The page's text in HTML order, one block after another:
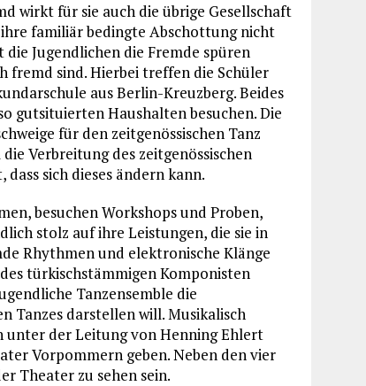
wirkt für sie auch die übrige Gesellschaft
ihre familiär bedingte Abschottung nicht
Jugendlichen die Fremde spüren
fremd sind. Hierbei treffen die Schüler
aus Berlin-Kreuzberg. Beides
gutsituierten Haushalten besuchen. Die
für den zeitgenössischen Tanz
Verbreitung des zeitgenössischen
sich dieses ändern kann.
besuchen Workshops und Proben,
stolz auf ihre Leistungen, die sie in
Rhythmen und elektronische Klänge
türkischstämmigen Komponisten
Tanzensemble die
Tanzes darstellen will. Musikalisch
unter der Leitung von Henning Ehlert
Vorpommern geben. Neben den vier
Theater zu sehen sein.